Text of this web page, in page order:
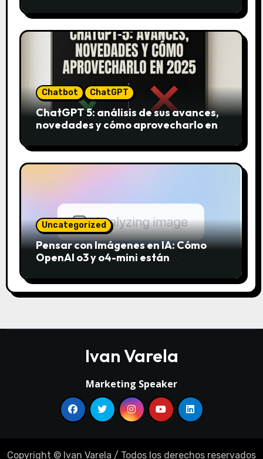
Chatbot ChatGPT
ChatGPT 5: análisis de sus avances,
novedades y cómo aprovecharlo en
Uncategorized
Pensar con Imágenes en IA: Cómo
OpenAI o3 y o4-mini están
Ivan Varela
Marketing Speaker
Copyright © Ivan Varela / Todos los derechos reservados